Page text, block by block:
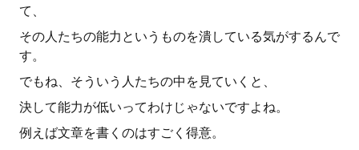
て、
その人たちの能力というものを潰している気がするんで
す。
でもね、そういう人たちの中を見ていくと、
決して能力が低いってわけじゃないですよね。
例えば文章を書くのはすごく得意。